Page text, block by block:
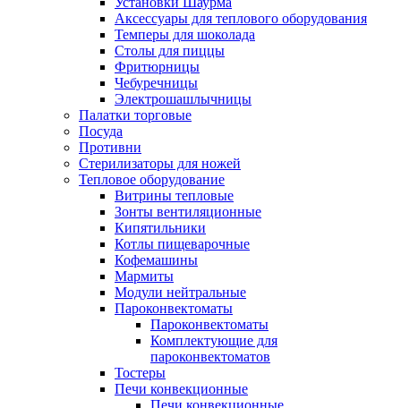
Аксессуары для теплового оборудования
Темперы для шоколада
Столы для пиццы
Фритюрницы
Чебуречницы
Электрошашлычницы
Палатки торговые
Посуда
Противни
Стерилизаторы для ножей
Тепловое оборудование
Витрины тепловые
Зонты вентиляционные
Кипятильники
Котлы пищеварочные
Кофемашины
Мармиты
Модули нейтральные
Пароконвектоматы
Пароконвектоматы
Комплектующие для
пароконвектоматов
Тостеры
Печи конвекционные
Печи конвекционные